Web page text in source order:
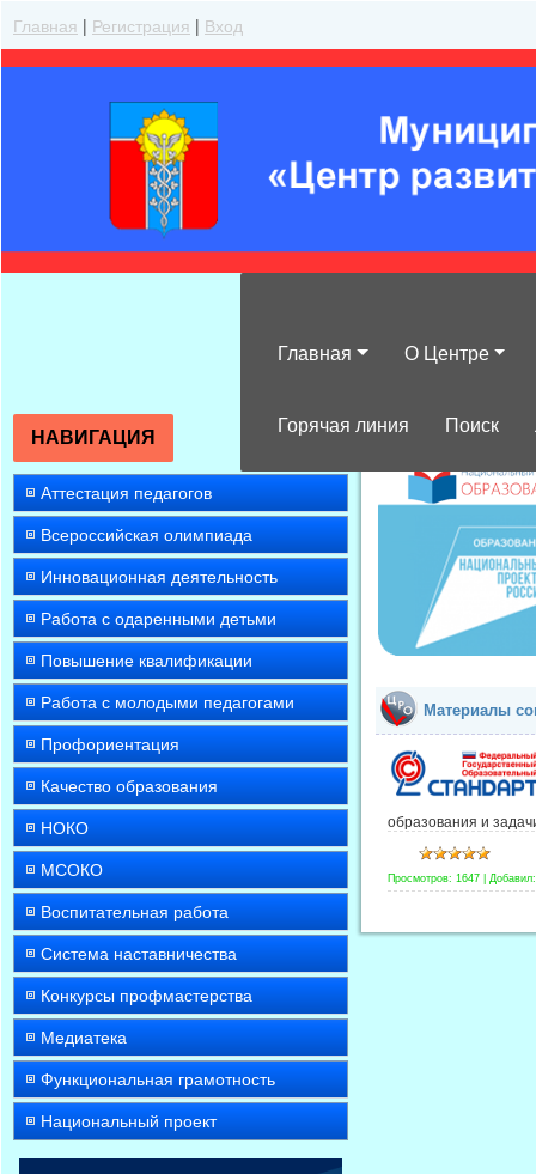
Главная | Регистрация | Вход
Главная О Центре
Горячая линия Поиск
НАВИГАЦИЯ
Аттестация педагогов
Всероссийская олимпиада
Инновационная деятельность
Работа с одаренными детьми
Повышение квалификации
Работа с молодыми педагогами
Профориентация
Качество образования
НОКО
МСОКО
Воспитательная работа
Система наставничества
Конкурсы профмастерства
Медиатека
Функциональная грамотность
Национальный проект
Материалы
образования и
Просмотров: 1647 Добавил: